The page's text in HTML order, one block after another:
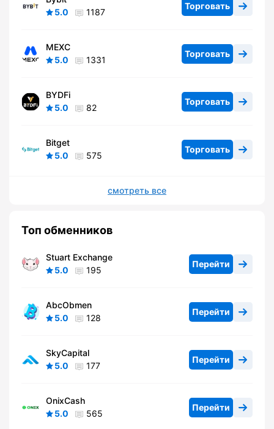
5.0
1187
Торговать
MEXC
5.0
1331
Торговать
BYDFi
5.0
82
Торговать
Bitget
5.0
575
Торговать
смотреть все
Топ обменников
Stuart Exchange
5.0
195
Перейти
AbcObmen
5.0
128
Перейти
SkyCapital
5.0
177
Перейти
OnixCash
5.0
565
Перейти